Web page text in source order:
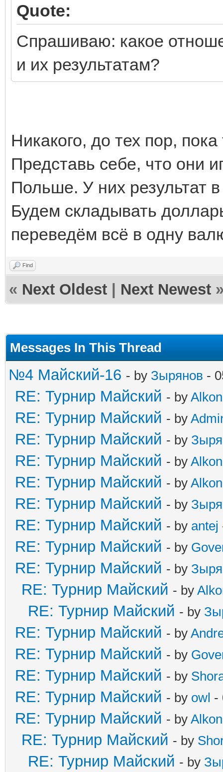
Quote:
Спрашиваю: какое
и их результатам?
Никакого, до тех пор,
Представь себе, что они
Польше. У них результат
Будем складывать
переведём всё в одну
Find
« Next Oldest Next Newest
Messages In This Thread
№4 Майский-16 - by Зырянов -
RE: Турнир Майский - by
RE: Турнир Майский - by
RE: Турнир Майский - by
RE: Турнир Майский - by
RE: Турнир Майский - by
RE: Турнир Майский - by
RE: Турнир Майский - by antej
RE: Турнир Майский - by
RE: Турнир Майский - by
RE: Турнир Майский - by
RE: Турнир Майский - by
RE: Турнир Майский - by
RE: Турнир Майский - by
RE: Турнир Майский - by
RE: Турнир Майский - by owl -
RE: Турнир Майский - by
RE: Турнир Майский - by
RE: Турнир Майский - by